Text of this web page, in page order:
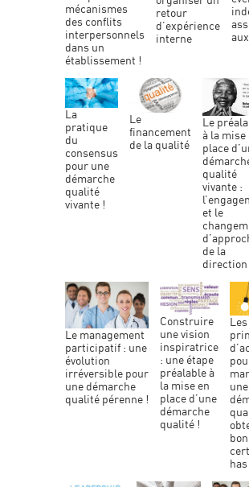
mécanismes
des conflits
interpersonnels
dans un
établissement !
retour
d’expérience
interne
la
pratique
du
consensus
pour une
démarche
qualité
vivante !
le
financement
de la qualité
le préalable
à la mise
place
qualité
vivante :
et le
de la
direction
le management
participatif : une
évolution
irréversible pour
une démarche
qualité pérenne !
construire
une vision
inspiratrice
: une étape
préalable à
la mise en
place d’une
démarche
qualité !
les 6
une
has